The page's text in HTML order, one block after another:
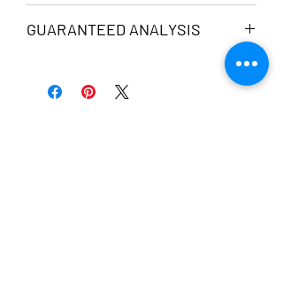
แช่เย็นในช่องเย็นธรรมดาจะสามารถตักเป็นเจ
ลลี่ให้น้องทานได้ ให้พร้อมอาหารมื้อหลักหรือ
แช่ช่องเย็นธรรมดาได้ 10 วันหลังทำการละลาย
GUARANTEED ANALYSIS
Calories....................30
Protein (min).............5.5 g